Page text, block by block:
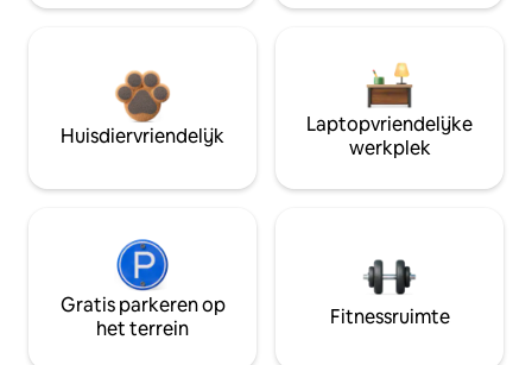
Huisdiervriendelijk
Laptopvriendelijke
werkplek
Gratis parkeren op
het terrein
Fitnessruimte